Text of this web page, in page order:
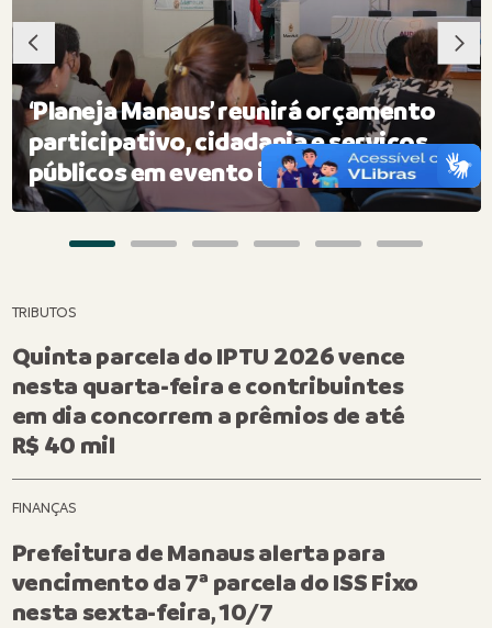
‘Planeja Manaus’ reunirá orçamento
participativo, cidadania e serviços
públicos em evento inédito na capital
TRIBUTOS
Quinta parcela do IPTU 2026 vence
nesta quarta-feira e contribuintes
em dia concorrem a prêmios de até
R$ 40 mil
FINANÇAS
Prefeitura de Manaus alerta para
vencimento da 7ª parcela do ISS Fixo
nesta sexta-feira, 10/7